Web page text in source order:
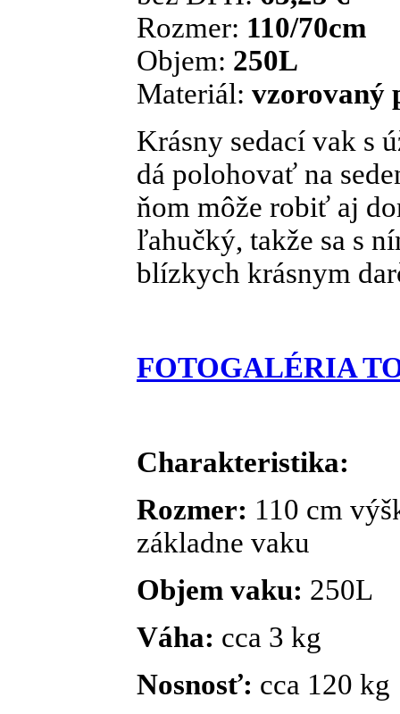
Rozmer: 110/70cm
Objem: 250L
Materiál: vzorovaný
Krásny sedací vak s
dá polohovať na
ňom môže robiť aj
ľahučký, takže sa s
blízkych krásnym
FOTOGALÉRIA
Charakteristika:
Rozmer: 110 cm
základne vaku
Objem vaku: 250L
Váha: cca 3 kg
Nosnosť: cca 120 kg